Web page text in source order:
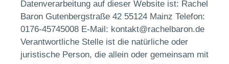
Datenverarbeitung auf dieser Website ist: Rachel
Baron Gutenbergstraße 42 55124 Mainz Telefon:
0176-45745008 E-Mail: kontakt@rachelbaron.de
Verantwortliche Stelle ist die natürliche oder
juristische Person, die allein oder gemeinsam mit